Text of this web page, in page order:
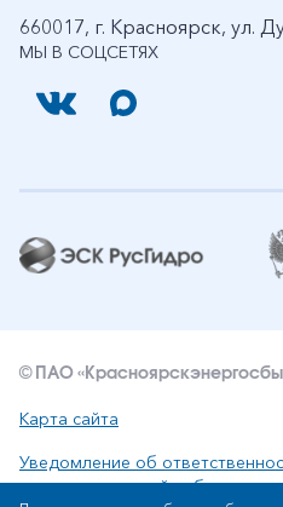
МЫ В СОЦСЕТЯХ
660017, г. Красноярск, ул.
© ПАО
Карта сайта
Уведомление об
интеллектуальной